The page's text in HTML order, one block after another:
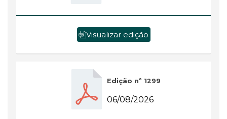
Visualizar edição
Edição nº 1299
06/08/2026